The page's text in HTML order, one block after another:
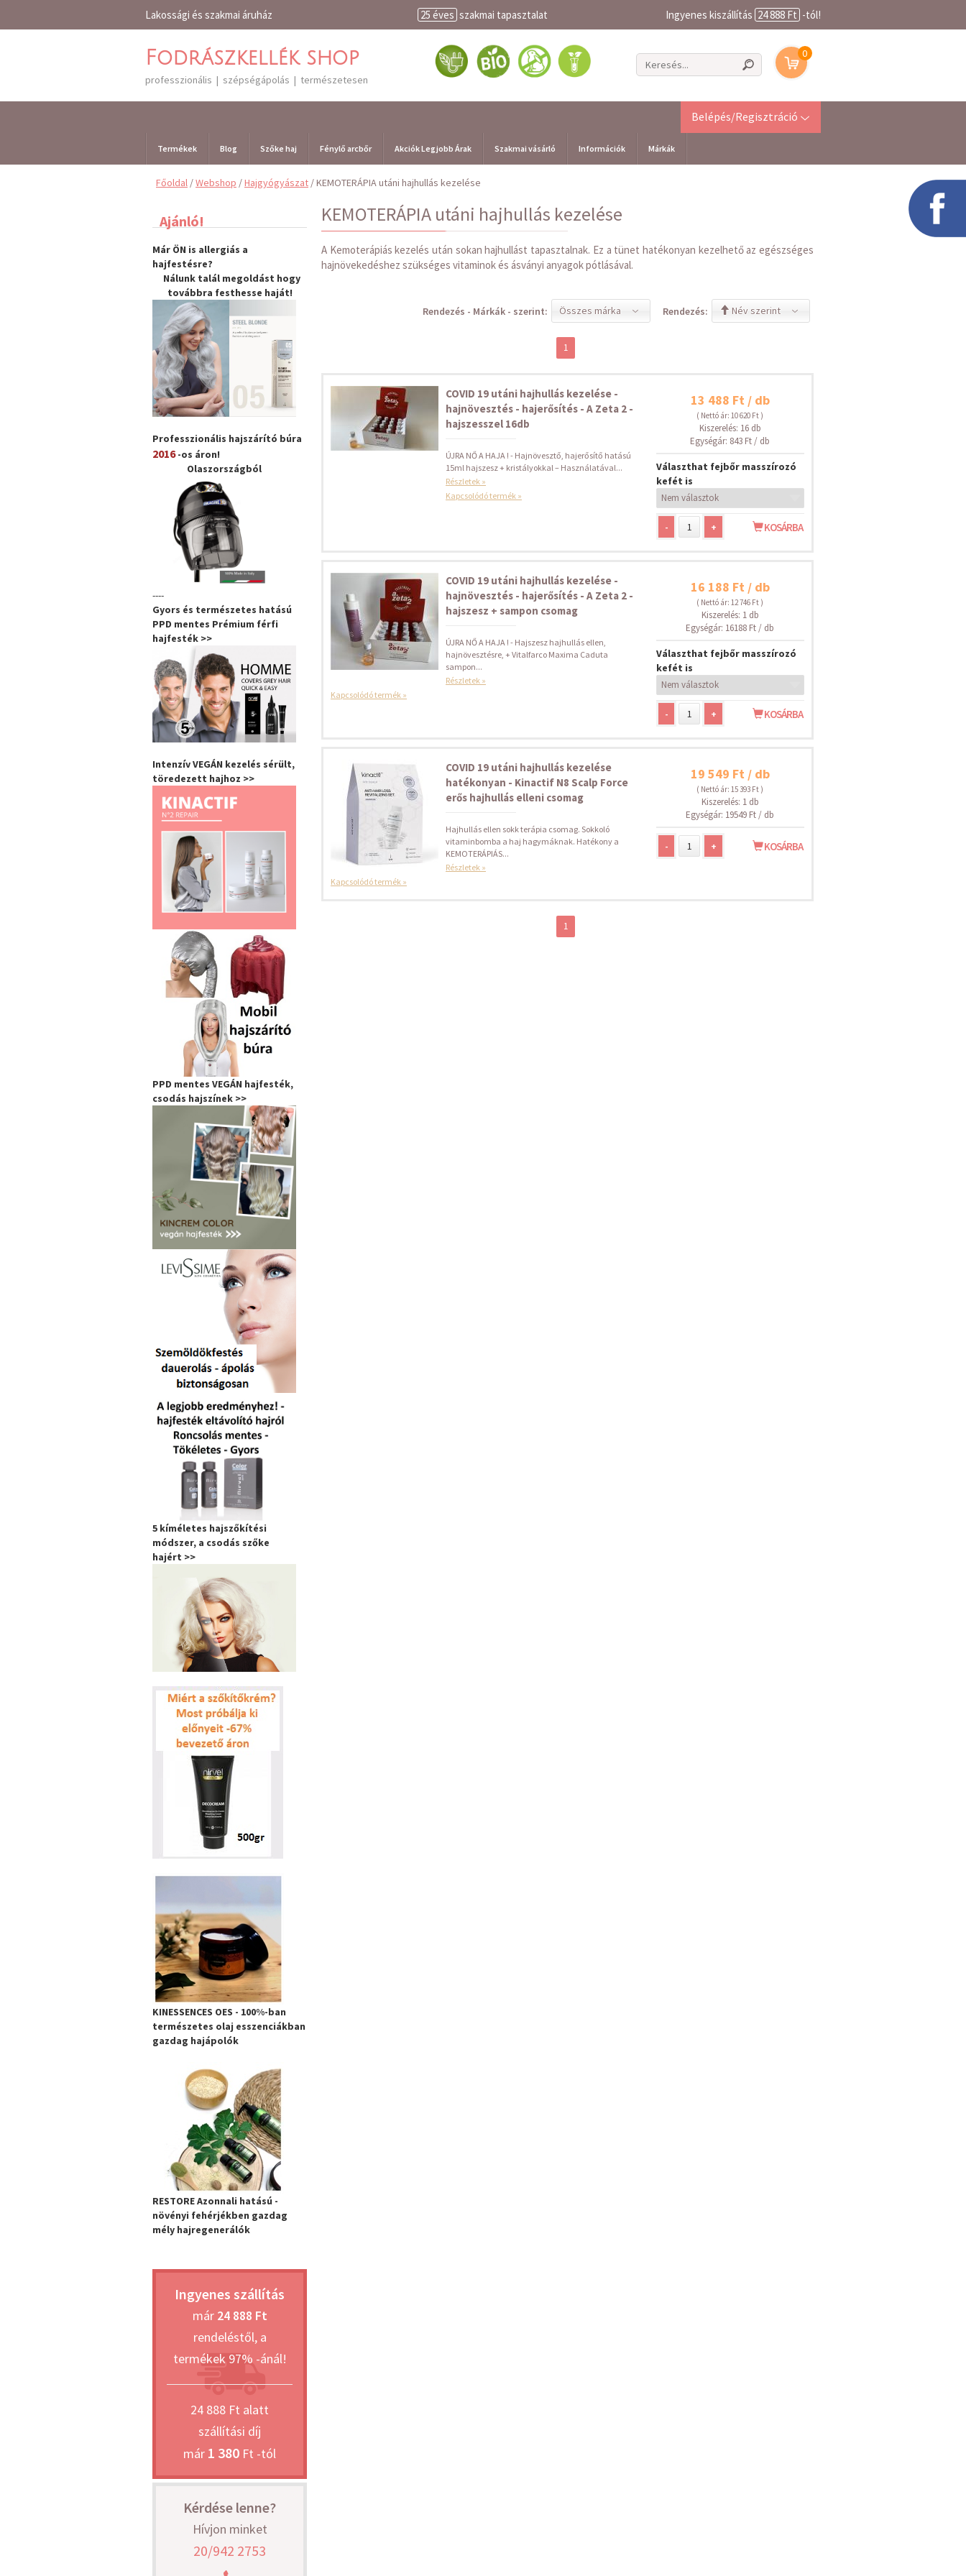
Lakossági és szakmai áruház 25 éves szakmai tapasztalat Ingyenes kiszállítás 24 888 Ft -tól!
Fodrászkellék shop
professzionális | szépségápolás | természetesen
0
Belépés/Regisztráció
Termékek Blog Szőke haj Fénylő arcbőr Akciók Legjobb Árak Szakmai vásárló Információk Márkák
Főoldal /Webshop /Hajgyógyászat / KEMOTERÁPIA utáni hajhullás kezelése
KEMOTERÁPIA utáni hajhullás kezelése
A Kemoterápiás kezelés után sokan hajhullást tapasztalnak. Ez a tünet hatékonyan kezelhető az egészséges
hajnövekedéshez szükséges vitaminok és ásványi anyagok pótlásával.
Név szerint
Rendezés:
Összes márka
Rendezés - Márkák - szerint:
1
COVID 19 utáni hajhullás kezelése -
hajnövesztés - hajerősítés - A Zeta 2 -
hajszesszel 16db
ÚJRA NŐ A HAJA ! - Hajnövesztő, hajerősítő hatású
15ml hajszesz + kristályokkal – Használatával...
Részletek »
Kapcsolódó termék »
13 488 Ft / db
( Nettó ár: 10 620 Ft )
Kiszerelés: 16 db
Egységár: 843 Ft / db
Választhat fejbőr masszírozó
kefét is
- + KOSÁRBA
COVID 19 utáni hajhullás kezelése -
hajnövesztés - hajerősítés - A Zeta 2 -
hajszesz + sampon csomag
ÚJRA NŐ A HAJA ! - Hajszesz hajhullás ellen,
hajnövesztésre, + Vitalfarco Maxima Caduta
sampon...
Részletek »
Kapcsolódó termék »
16 188 Ft / db
( Nettó ár: 12 746 Ft )
Kiszerelés: 1 db
Egységár: 16188 Ft / db
Választhat fejbőr masszírozó
kefét is
- + KOSÁRBA
COVID 19 utáni hajhullás kezelése
hatékonyan - Kinactif N8 Scalp Force
erős hajhullás elleni csomag
Hajhullás ellen sokk terápia csomag. Sokkoló
vitaminbomba a haj hagymáknak. Hatékony a
KEMOTERÁPIÁS...
Részletek »
Kapcsolódó termék »
19 549 Ft / db
( Nettó ár: 15 393 Ft )
Kiszerelés: 1 db
Egységár: 19549 Ft / db
- + KOSÁRBA
1
Ajánló!
Már ÖN is allergiás a
hajfestésre?
Nálunk talál megoldást hogy
továbbra festhesse haját!
Professzionális hajszárító búra
2016-os áron!
Olaszországból
----
Gyors és természetes hatású
PPD mentes Prémium férfi
hajfesték >>
Intenzív VEGÁN kezelés sérült,
töredezett hajhoz >>
PPD mentes VEGÁN hajfesték,
csodás hajszínek >>
5 kíméletes hajszőkítési
módszer, a csodás szőke
hajért >>
KINESSENCES OES - 100%-ban
természetes olaj esszenciákban
gazdag hajápolók
RESTORE Azonnali hatású -
növényi fehérjékben gazdag
mély hajregenerálók
Ingyenes szállítás
már 24 888 Ft
rendeléstől, a
termékek 97% -ánál!
24 888 Ft alatt
szállítási díj
már 1 380 Ft -tól
Kérdése lenne?
Hívjon minket
20/942 2753